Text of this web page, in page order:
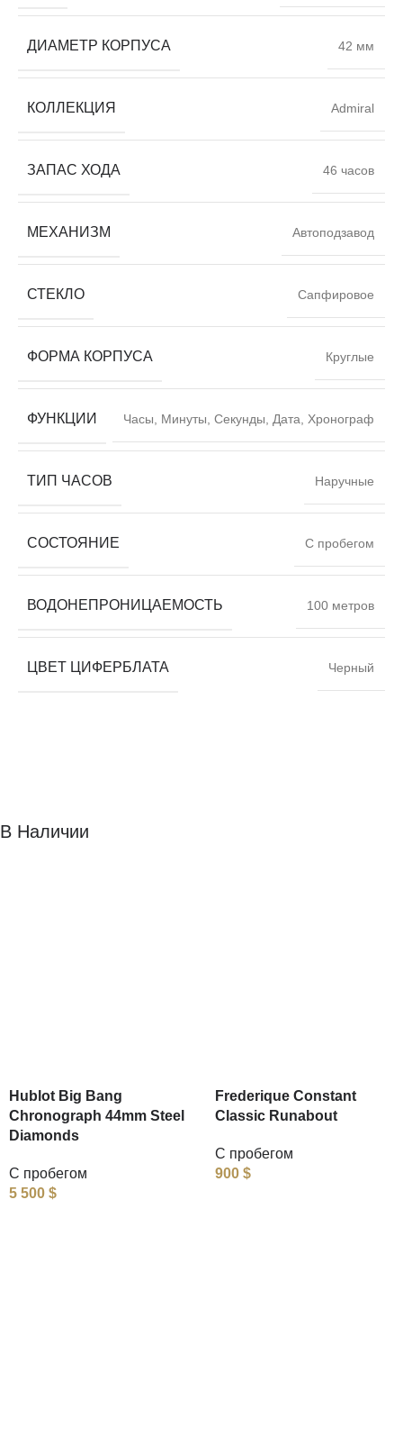
ДИАМЕТР КОРПУСА 42 мм
КОЛЛЕКЦИЯ Admiral
ЗАПАС ХОДА 46 часов
МЕХАНИЗМ Автоподзавод
СТЕКЛО Сапфировое
ФОРМА КОРПУСА Круглые
ФУНКЦИИ Часы, Минуты, Секунды, Дата, Хронограф
ТИП ЧАСОВ Наручные
СОСТОЯНИЕ С пробегом
ВОДОНЕПРОНИЦАЕМОСТЬ 100 метров
ЦВЕТ ЦИФЕРБЛАТА Черный
В Наличии
Hublot Big Bang
Chronograph 44mm Steel
Diamonds
С пробегом
5 500 $
Frederique Constant
Classic Runabout
С пробегом
900 $